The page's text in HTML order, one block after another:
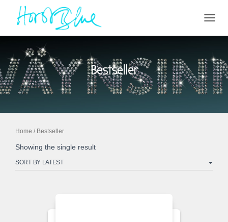
Bestseller
Home / Bestseller
Showing the single result